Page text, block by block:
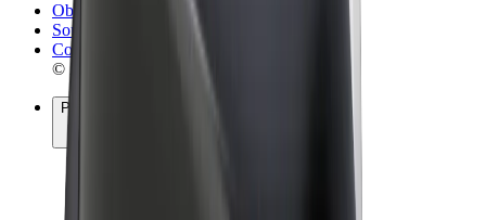
Obchodní podmínky
Soukromí
Cookies
© 2026 Bolt Technology OÜ
Produkty